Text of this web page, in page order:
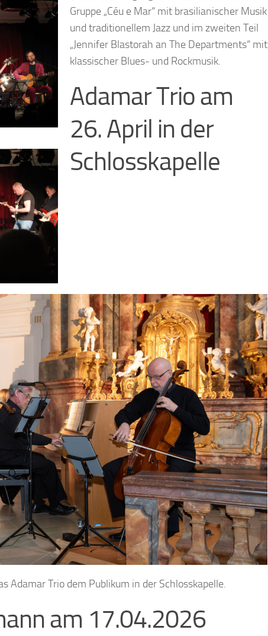
Gruppe „Céu e Mar“ mit brasilianischer Musik
und traditionellem Jazz und im zweiten Teil
„Jennifer Blastorah an The Departments“ mit
klassischer Blues- und Rockmusik.
Adamar Trio am
26. April in der
Schlosskapelle
Adamar Trio dem Publikum in der Schlosskapelle.
am 17.04.2026